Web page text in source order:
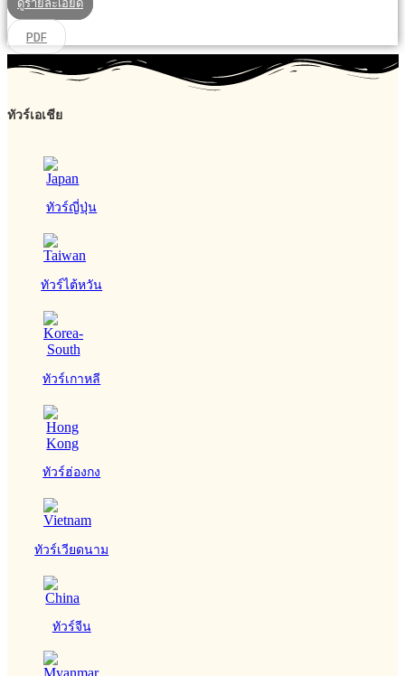
ดูรายละเอียด
PDF
ทัวร์เอเชีย
ทัวร์ญี่ปุ่น
ทัวร์ไต้หวัน
ทัวร์เกาหลี
ทัวร์ฮ่องกง
ทัวร์เวียดนาม
ทัวร์จีน